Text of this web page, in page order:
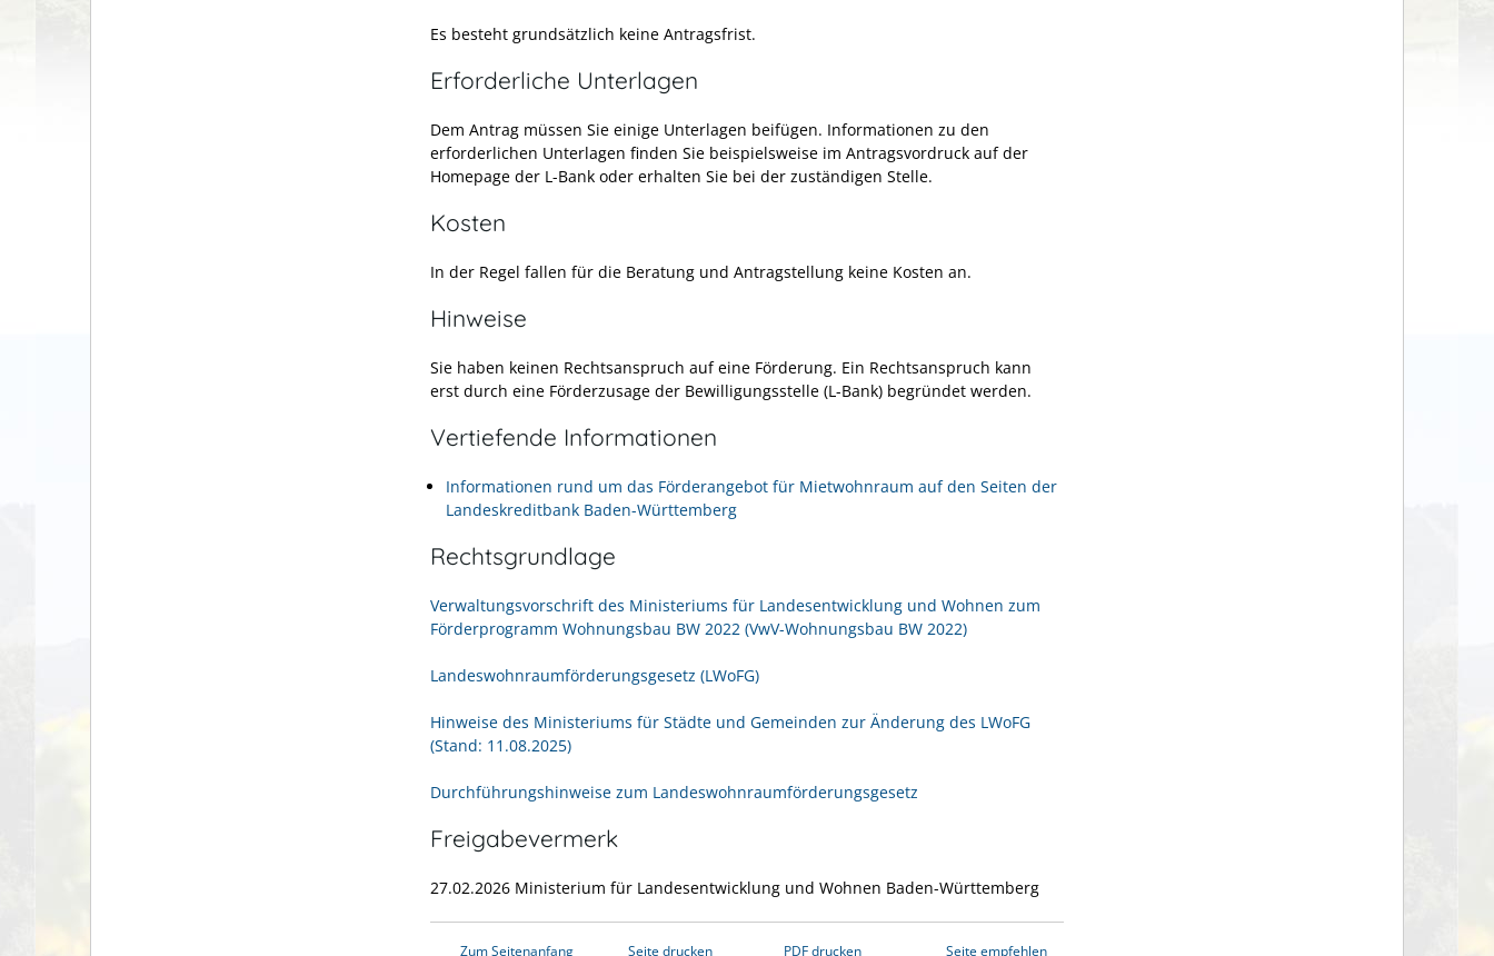
Es besteht grundsätzlich keine Antragsfrist.
Erforderliche Unterlagen
Dem Antrag müssen Sie einige Unterlagen beifügen. Informationen zu den
erforderlichen Unterlagen finden Sie beispielsweise im Antragsvordruck auf der
Homepage der L-Bank oder erhalten Sie bei der zuständigen Stelle.
Kosten
In der Regel fallen für die Beratung und Antragstellung keine Kosten an.
Hinweise
Sie haben keinen Rechtsanspruch auf eine Förderung. Ein Rechtsanspruch kann
erst durch eine Förderzusage der Bewilligungsstelle (L-Bank) begründet werden.
Vertiefende Informationen
Informationen rund um das Förderangebot für Mietwohnraum auf den Seiten der
Landeskreditbank Baden-Württemberg
Rechtsgrundlage
Verwaltungsvorschrift des Ministeriums für Landesentwicklung und Wohnen zum
Förderprogramm Wohnungsbau BW 2022 (VwV-Wohnungsbau BW 2022)
Landeswohnraumförderungsgesetz (LWoFG)
Hinweise des Ministeriums für Städte und Gemeinden zur Änderung des LWoFG
(Stand: 11.08.2025)
Durchführungshinweise zum Landeswohnraumförderungsgesetz
Freigabevermerk
27.02.2026 Ministerium für Landesentwicklung und Wohnen Baden-Württemberg
Zum Seitenanfang Seite drucken PDF drucken Seite empfehlen